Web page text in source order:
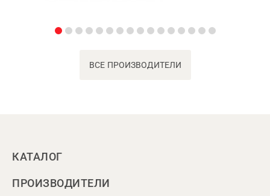
ВСЕ ПРОИЗВОДИТЕЛИ
КАТАЛОГ
ПРОИЗВОДИТЕЛИ